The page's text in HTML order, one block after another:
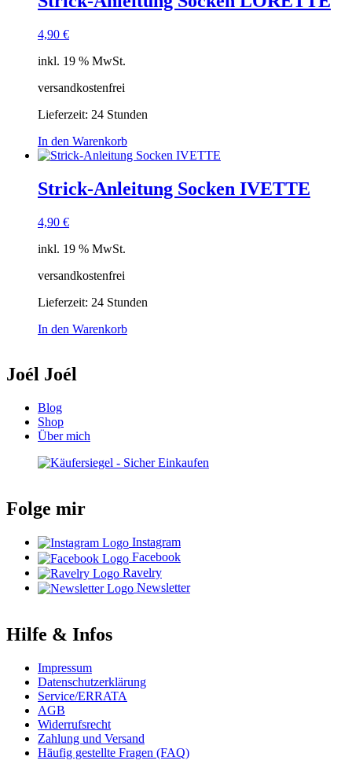
4,90 €
inkl. 19 % MwSt.
versandkostenfrei
Lieferzeit: 24 Stunden
In den Warenkorb
Strick-Anleitung Socken IVETTE
4,90 €
inkl. 19 % MwSt.
versandkostenfrei
Lieferzeit: 24 Stunden
In den Warenkorb
Joél Joél
Blog
Shop
Über mich
Folge mir
Instagram
Facebook
Ravelry
Newsletter
Hilfe & Infos
Impressum
Datenschutzerklärung
Service/ERRATA
AGB
Widerrufsrecht
Zahlung und Versand
Häufig gestellte Fragen (FAQ)